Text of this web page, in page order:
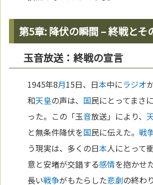
第5章: 降伏の瞬間 – 終戦とそ
玉音放送：終戦の宣言
1945年8月15日、日本中にラジオ
和天皇の声は、 国民にとってまさ
った。この「玉音放送」により、
と無条件降伏を国民に伝えた。戦
う現実は、多くの日本人にとって
意と安堵が交錯する感情を抱かせ
長い戦争がもたらした悲劇の終わ